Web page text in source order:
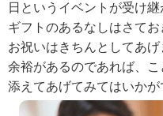
日というイベントが受け継
ギフトのあるなしはさて
お祝いはきちんとしてあ
余裕があるのであれば、
添えてあげてみてはいかが